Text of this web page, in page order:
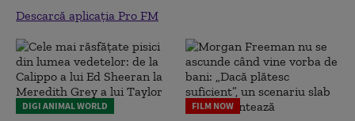
Descarcă aplicația Pro FM
DIGI ANIMAL WORLD FILM NOW